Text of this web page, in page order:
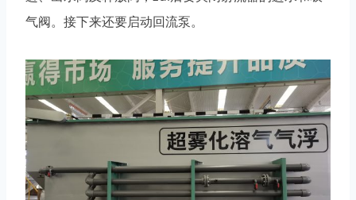
气阀。接下来还要启动回流泵。